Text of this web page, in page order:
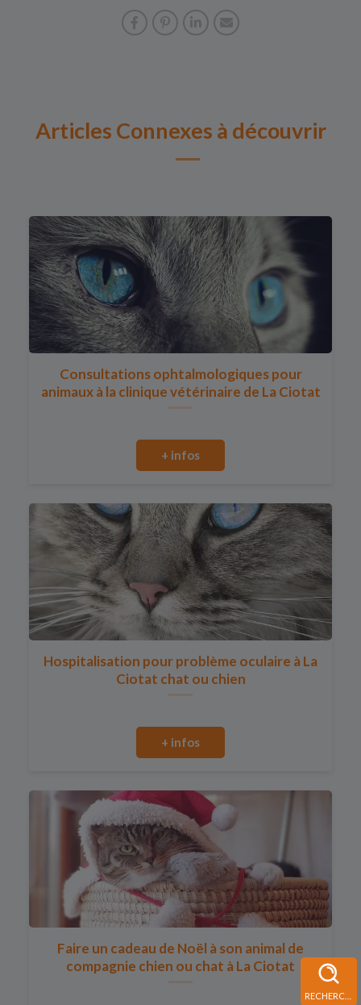
Articles Connexes à découvrir
Consultations ophtalmologiques pour
animaux à la clinique vétérinaire de La Ciotat
+ infos
Hospitalisation pour problème oculaire à La
Ciotat chat ou chien
+ infos
Faire un cadeau de Noël à son animal de
compagnie chien ou chat à La Ciotat